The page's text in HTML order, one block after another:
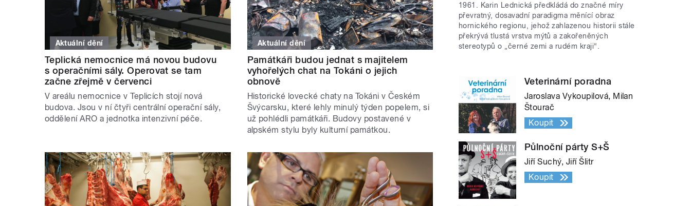
Aktuální dění
Teplická nemocnice má novou budovu
s operačními sály. Operovat se tam
začne zřejmě v červenci
V areálu nemocnice v Teplicích stojí nová
budova. Jsou v ní čtyři centrální operační sály,
oddělení ARO a jednotka intenzivní péče.
Aktuální dění
Památkáři budou jednat s majitelem
vyhořelých chat na Tokáni o jejich
obnově
Historické lovecké chaty na Tokáni v Českém
Švýcarsku, které lehly minulý týden popelem, si
už pohlédli památkáři. Budovy postavené v
alpském stylu byly kulturní památkou.
1961. Karin Lednická předkládá do značné míry
převratný, dosavadní paradigma měnící obraz
hornického regionu, jehož zahlazenou historii stále
překrývá tlustá vrstva mýtů a zakořeněných
stereotypů o „černé zemi a rudém kraji“.
Veterinární poradna
Jaroslava Vykoupilová, Milan
Štourač
Koupit
Půlnoční párty S+Š
Jiří Suchý, Jiří Šlitr
Koupit